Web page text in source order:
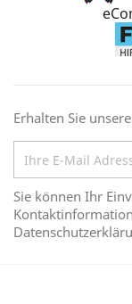
Erhalten Sie
Sie können Ihr